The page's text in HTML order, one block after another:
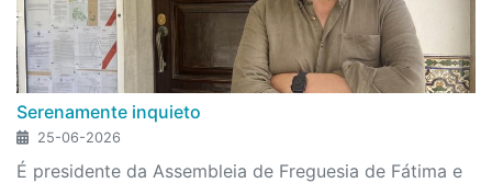
Serenamente inquieto
25-06-2026
É presidente da Assembleia de Freguesia de Fátima e